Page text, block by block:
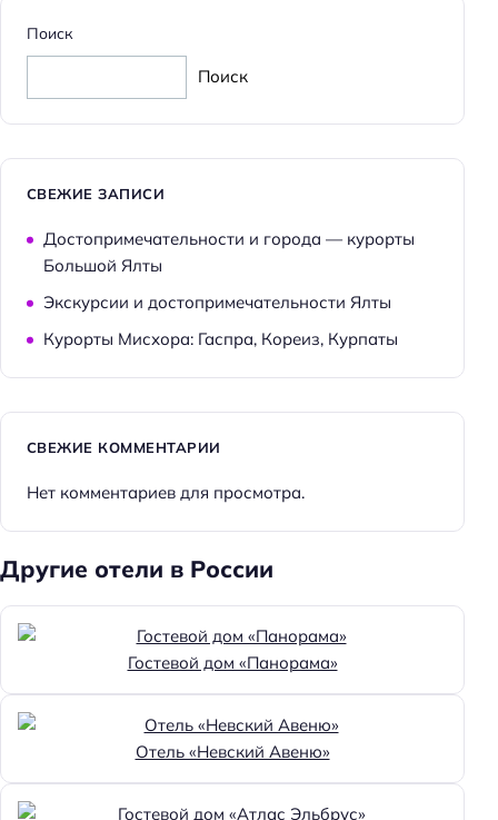
Тип гостиницы: апартотель
Номера для маломобильных групп населения
Способ оплаты: безналичная
Способ оплаты: наличными
Способ оплаты: оплата картой
Способ оплаты: оплата кредитной картой
Доступность
Кнопка вызова персонала
Номер и удобства на первом этаже
Доступность входа на инвалидной коляске:
Достижения
Поиск
Поиск
СВЕЖИЕ ЗАПИСИ
Достопримечательности и города — курорты
Большой Ялты
Экскурсии и достопримечательности Ялты
Курорты Мисхора: Гаспра, Кореиз, Курпаты
СВЕЖИЕ КОММЕНТАРИИ
Нет комментариев для просмотра.
Другие отели в России
Гостевой дом «Панорама»
Отель «Невский Авеню»